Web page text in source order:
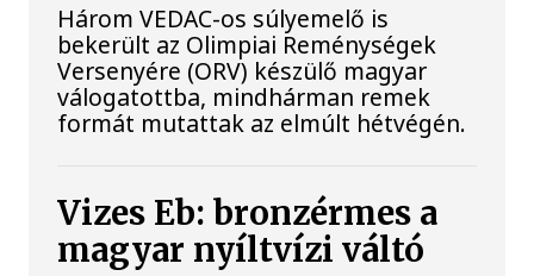
Három VEDAC-os súlyemelő is
bekerült az Olimpiai Reménységek
Versenyére (ORV) készülő magyar
válogatottba, mindhárman remek
formát mutattak az elmúlt hétvégén.
Vizes Eb: bronzérmes a
magyar nyíltvízi váltó